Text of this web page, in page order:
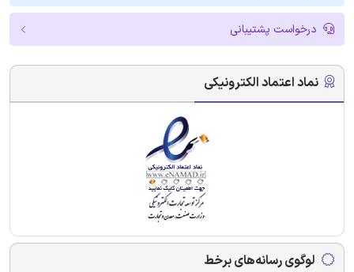
درخواست پشتیبانی
نماد اعتماد الکترونیکی
لوگوی رسانه‌های برخط